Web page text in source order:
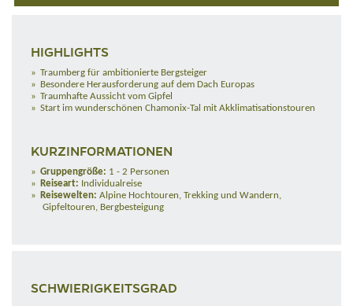
HIGHLIGHTS
Traumberg für ambitionierte Bergsteiger
Besondere Herausforderung auf dem Dach Europas
Traumhafte Aussicht vom Gipfel
Start im wunderschönen Chamonix-Tal mit Akklimatisationstouren
KURZINFORMATIONEN
Gruppengröße: 1 - 2 Personen
Reiseart: Individualreise
Reisewelten: Alpine Hochtouren, Trekking und Wandern,
Gipfeltouren, Bergbesteigung
SCHWIERIGKEITSGRAD